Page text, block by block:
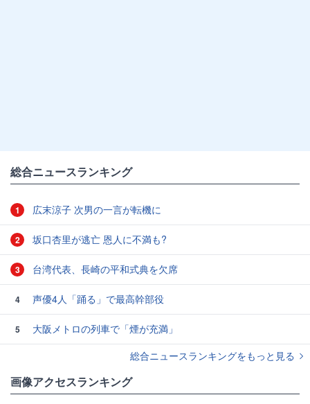
総合ニュースランキング
1 広末涼子 次男の一言が転機に
2 坂口杏里が逃亡 恩人に不満も?
3 台湾代表、長崎の平和式典を欠席
4 声優4人「踊る」で最高幹部役
5
大阪メトロの列車で「煙が充満」
総合ニュースランキングをもっと見る
画像アクセスランキング